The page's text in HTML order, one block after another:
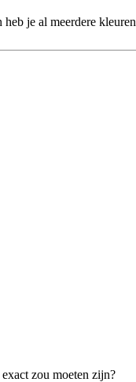
je al meerdere
zou moeten zijn?